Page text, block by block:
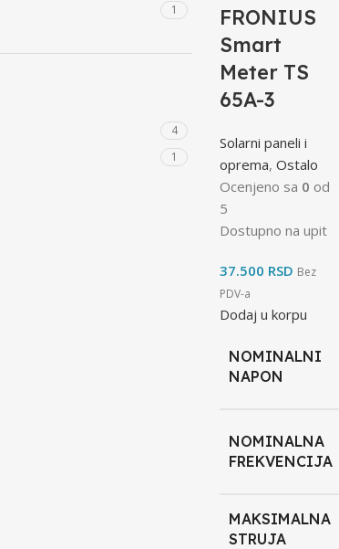
1
4
1
FRONIUS
Smart
Meter TS
65A-3
Solarni paneli i
oprema, Ostalo
Ocenjeno sa 0 od
5
Dostupno na upit
37.500 RSD Bez
PDV-a
Dodaj u korpu
NOMINALNI
NAPON
NOMINALNA
FREKVENCIJA
MAKSIMALNA
STRUJA